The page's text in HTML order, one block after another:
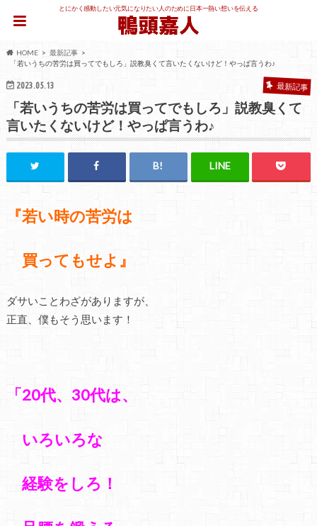
とにかく感動したい元気になりたい人のために日本一熱い想いを伝える
HOME
最新記事
「若いうちの苦労は買ってでもしろ」説教臭くて言いたくないけど！やっぱ言うわ♪
2023.05.13 最新記事
「若いうちの苦労は買ってでもしろ」説教臭くて
言いたくないけど！やっぱ言うわ♪
『若い時の苦労は
買ってもせよ』
ダサいことわざがありますが、
正直、僕もそう思います！
「20代、30代は、
いろいろな
経験をしろ！